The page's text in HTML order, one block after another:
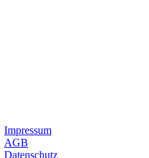
Impressum
AGB
Datenschutz